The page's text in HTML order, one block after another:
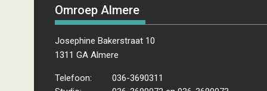
Omroep Almere
Josephine Bakerstraat 10
1311 GA Almere
Telefoon:
036-3690311